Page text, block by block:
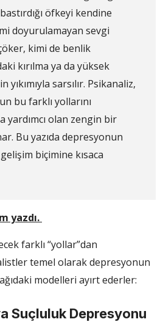
öfkeyi kendine
doyurulamayan sevgi
kimi de benlik
kırılma ya da yüksek
yıkımıyla sarsılır. Psikanaliz,
bu farklı yollarını
yardımcı olan zengin bir
Bu yazıda depresyonun
biçimine kısaca
yazdı.
farklı “yollar”dan
temel olarak depresyonun
modelleri ayırt ederler:
Suçluluk Depresyonu